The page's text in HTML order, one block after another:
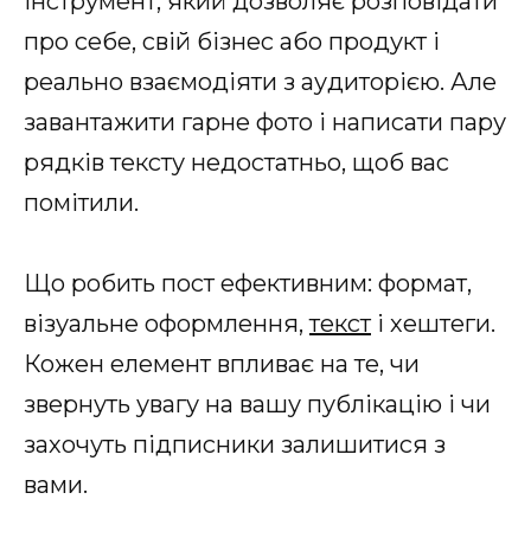
про себе, свій бізнес або продукт і
реально взаємодіяти з аудиторією. Але
завантажити гарне фото і написати пару
рядків тексту недостатньо, щоб вас
помітили.
Що робить пост ефективним: формат,
візуальне оформлення,тексті хештеги.
Кожен елемент впливає на те, чи
звернуть увагу на вашу публікацію і чи
захочуть підписники залишитися з
вами.